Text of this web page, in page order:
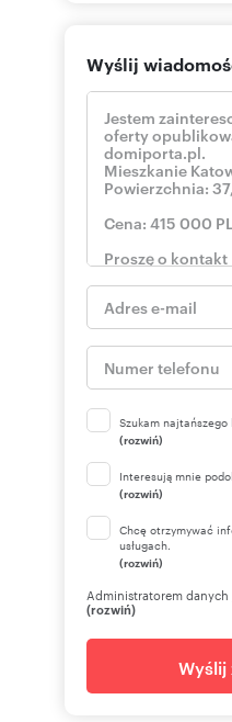
Numer oferty: 432/
Wyślij
Szukam
(rozwiń)
Interesują mnie
(rozwiń)
Chcę otrzymywać
usługach.
(rozwiń)
Administratorem
(rozwiń)
Wyślij